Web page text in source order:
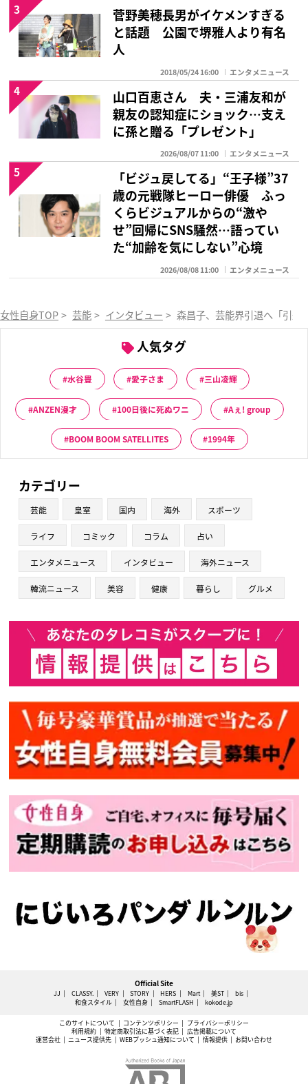
菅野美穂長男がイケメンすぎる
と話題 公園で堺雅人より有名
人
2018/05/24 16:00 エンタメニュース
3
山口百恵さん 夫・三浦友和が
親友の認知症にショック…支え
に孫と贈る「プレゼント」
2026/08/07 11:00 エンタメニュース
4
「ビジュ戻してる」“王子様”37
歳の元戦隊ヒーロー俳優 ふっ
くらビジュアルからの“激や
せ”回帰にSNS騒然…語ってい
た“加齢を気にしない”心境
2026/08/08 11:00 エンタメニュース
5
女性自身TOP > 芸能 > インタビュー > 森昌子、芸能界引退へ「引退
人気タグ
水谷豊 愛子さま 三山凌輝
ANZEN漫才 100日後に死ぬワニ Aぇ! group
BOOM BOOM SATELLITES 1994年
カテゴリー
芸能 皇室 国内 海外 スポーツ
ライフ コミック コラム 占い
エンタメニュース インタビュー 海外ニュース
韓流ニュース 美容 健康 暮らし グルメ
Official Site
JJ CLASSY. VERY STORY HERS Mart 美ST
bis
和食スタイル
女性自身 SmartFLASH kokode.jp
このサイトについて コンテンツポリシー
プライバシーポリシー
利用規約
特定商取引法に基づく表記
広告掲載について
運営会社
ニュース提供先 WEBプッシュ通知について 情報提供 お問い合わせ